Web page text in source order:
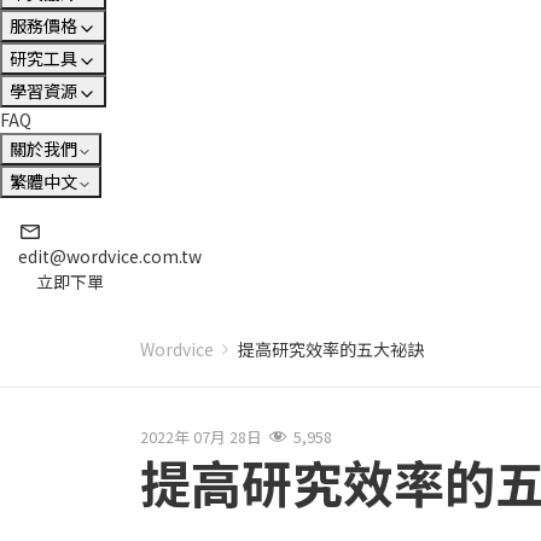
服務價格
研究工具
學習資源
FAQ
關於我們
繁體中文
edit@wordvice.com.tw
立即下單
Wordvice 提高研究效率的五大祕訣
2022年 07月 28日 5,958
提高研究效率的